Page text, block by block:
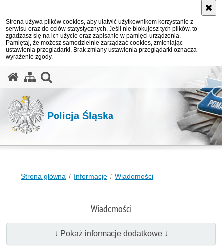
Strona używa plików cookies, aby ułatwić użytkownikom korzystanie z
serwisu oraz do celów statystycznych. Jeśli nie blokujesz tych plików, to
zgadzasz się na ich użycie oraz zapisanie w pamięci urządzenia.
Pamiętaj, że możesz samodzielnie zarządzać cookies, zmieniając
ustawienia przeglądarki. Brak zmiany ustawienia przeglądarki oznacza
wyrażenie zgody.
Policja Śląska
Strona główna Informacje Wiadomości
Wiadomości
↓ Pokaż informacje dodatkowe ↓